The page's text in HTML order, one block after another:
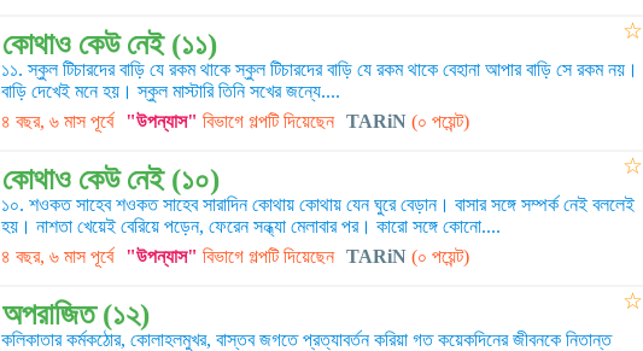
কোথাও কেউ নেই (১১)
১১. স্কুল টিচারদের বাড়ি যে রকম থাকে স্কুল টিচারদের বাড়ি যে রকম থাকে বেহানা আপার বাড়ি সে রকম নয়।
বাড়ি দেখেই মনে হয়। স্কুল মাস্টারি তিনি সখের জন্যে....
৪ বছর, ৬ মাস পূর্বে "উপন্যাস" বিভাগে গল্পটি দিয়েছেন TARiN(০ পয়েন্ট)
☆
কোথাও কেউ নেই (১০)
১০. শওকত সাহেব শওকত সাহেব সারাদিন কোথায় কোথায় যেন ঘুরে বেড়ান। বাসার সঙ্গে সম্পর্ক নেই বললেই
হয়। নাশতা খেয়েই বেরিয়ে পড়েন, ফেরেন সন্ধ্যা মেলাবার পর। কারো সঙ্গে কোনো....
৪ বছর, ৬ মাস পূর্বে "উপন্যাস" বিভাগে গল্পটি দিয়েছেন TARiN(০ পয়েন্ট)
☆
অপরাজিত (১২)
কলিকাতার কর্মকঠোর, কোলাহলমুখর, বাস্তব জগতে প্রত্যাবর্তন করিয়া গত কয়েকদিনের জীবনকে নিতান্ত
☆